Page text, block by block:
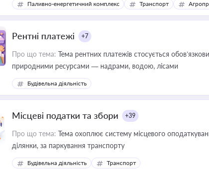
Паливно-енергетичний комплекс Транспорт
Рентні платежі +7
Про що тема: Тема рентних платежів стосується
природними ресурсами — надрами, водою, лісами
Будівельна діяльність
Місцеві податки та збори +39
Про що тема: Тема охоплює систему місцевого
ділянки, за паркування транспорту
Будівельна діяльність Транспорт